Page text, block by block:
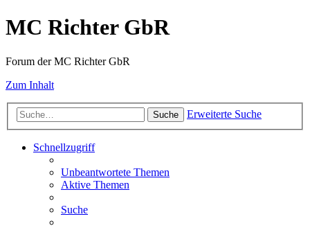
MC Richter GbR
Forum der MC Richter GbR
Zum Inhalt
Suche Erweiterte Suche
Schnellzugriff
Unbeantwortete Themen
Aktive Themen
Suche